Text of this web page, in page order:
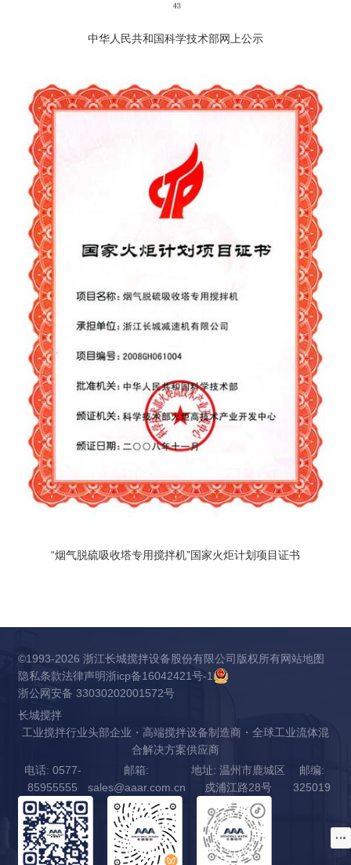
中华人民共和国科学技术部网上公示
“烟气脱硫吸收塔专用搅拌机”国家火炬计划项目证书
©1993-2026 浙江长城搅拌设备股份有限公司版权所有网站地图
隐私条款法律声明浙icp备16042421号-1
浙公网安备 33030202001572号
长城搅拌
工业搅拌行业头部企业・高端搅拌设备制造商・全球工业流体混
合解决方案供应商
电话: 0577-
85955555
邮箱:
sales@aaar.com.cn
地址: 温州市鹿城区
戍浦江路28号
邮编:
325019